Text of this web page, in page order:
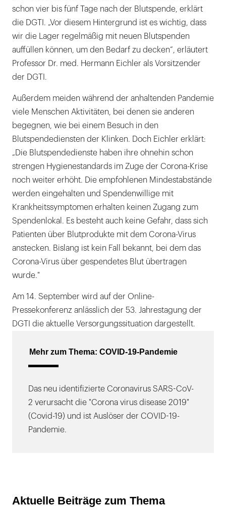
schon vier bis fünf Tage nach der Blutspende, erklärt
die DGTI. „Vor diesem Hintergrund ist es wichtig, dass
wir die Lager regelmäßig mit neuen Blutspenden
auffüllen können, um den Bedarf zu decken“, erläutert
Professor Dr. med. Hermann Eichler als Vorsitzender
der DGTI.
Außerdem meiden während der anhaltenden Pandemie
viele Menschen Aktivitäten, bei denen sie anderen
begegnen, wie bei einem Besuch in den
Blutspendediensten der Klinken. Doch Eichler erklärt:
„Die Blutspendedienste haben ihre ohnehin schon
strengen Hygienestandards im Zuge der Corona-Krise
noch weiter erhöht. Die empfohlenen Mindestabstände
werden eingehalten und Spendenwillige mit
Krankheitssymptomen erhalten keinen Zugang zum
Spendenlokal. Es besteht auch keine Gefahr, dass sich
Patienten über Blutprodukte mit dem Corona-Virus
anstecken. Bislang ist kein Fall bekannt, bei dem das
Corona-Virus über gespendetes Blut übertragen
wurde."
Am 14. September wird auf der Online-
Pressekonferenz anlässlich der 53. Jahrestagung der
DGTI die aktuelle Versorgungssituation dargestellt.
Mehr zum Thema: COVID-19-Pandemie
Das neu identifizierte Coronavirus SARS-CoV-
2 verursacht die "Corona virus disease 2019"
(Covid-19) und ist Auslöser der COVID-19-
Pandemie.
Aktuelle Beiträge zum Thema